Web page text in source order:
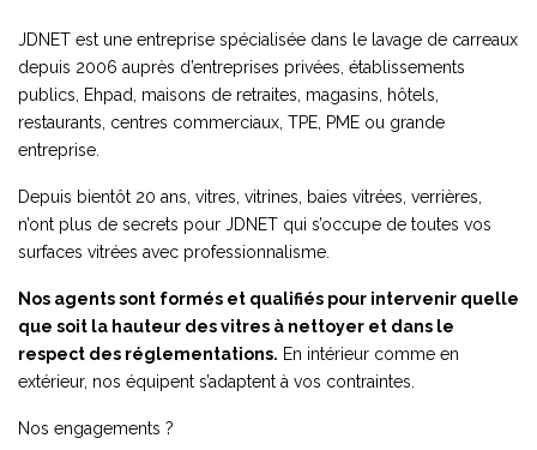
JDNET est une entreprise spécialisée dans le lavage de carreaux
depuis 2006 auprès d’entreprises privées, établissements
publics, Ehpad, maisons de retraites, magasins, hôtels,
restaurants, centres commerciaux, TPE, PME ou grande
entreprise.
Depuis bientôt 20 ans, vitres, vitrines, baies vitrées, verrières,
n’ont plus de secrets pour JDNET qui s’occupe de toutes vos
surfaces vitrées avec professionnalisme.
Nos agents sont formés et qualifiés pour intervenir quelle
que soit la hauteur des vitres à nettoyer et dans le
respect des réglementations. En intérieur comme en
extérieur, nos équipent s’adaptent à vos contraintes.
Nos engagements ?